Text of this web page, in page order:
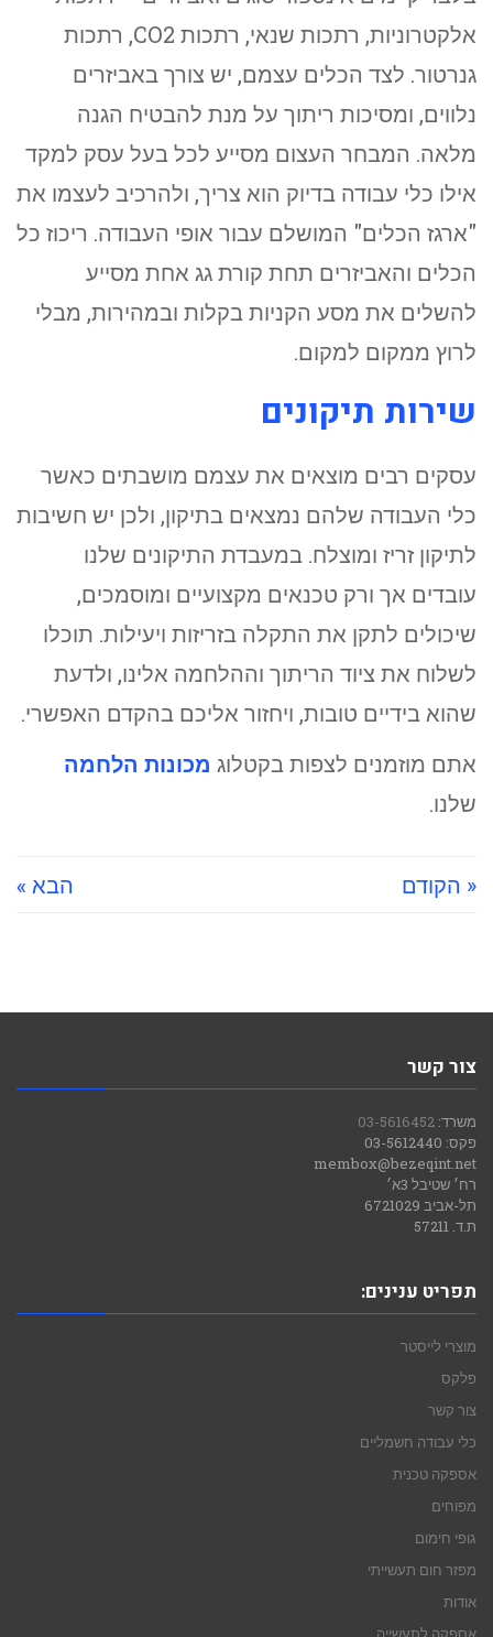
אלקטרוניות, רתכות שנאי, רתכות CO2, רתכות
גנרטור. לצד הכלים עצמם, יש צורך באביזרים
נלווים, ומסיכות ריתוך על מנת להבטיח הגנה
מלאה. המבחר העצום מסייע לכל בעל עסק למקד
אילו כלי עבודה בדיוק הוא צריך, ולהרכיב לעצמו את
"ארגז הכלים" המושלם עבור אופי העבודה. ריכוז כל
הכלים והאביזרים תחת קורת גג אחת מסייע
להשלים את מסע הקניות בקלות ובמהירות, מבלי
לרוץ ממקום למקום.
שירות תיקונים
עסקים רבים מוצאים את עצמם מושבתים כאשר
כלי העבודה שלהם נמצאים בתיקון, ולכן יש חשיבות
לתיקון זריז ומוצלח. במעבדת התיקונים שלנו
עובדים אך ורק טכנאים מקצועיים ומוסמכים,
שיכולים לתקן את התקלה בזריזות ויעילות. תוכלו
לשלוח את ציוד הריתוך וההלחמה אלינו, ולדעת
שהוא בידיים טובות, ויחזור אליכם בהקדם האפשרי.
אתם מוזמנים לצפות בקטלוג מכונות הלחמה
שלנו.
« הקודם הבא »
צור קשר
משרד: 03-5616452
פקס: 03-5612440
membox@bezeqint.net
רח׳ שטיבל 3א׳
תל-אביב 6721029
ת.ד. 57211
תפריט ענינים:
מוצרי לייסטר
פלקס
צור קשר
כלי עבודה חשמליים
אספקה טכנית
מפוחים
גופי חימום
מפזר חום תעשייתי
אודות